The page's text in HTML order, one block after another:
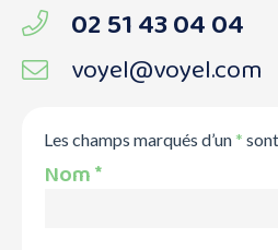
02 51 43 04 04
voyel@voyel.com
Les champs marqués d’un *
Nom*